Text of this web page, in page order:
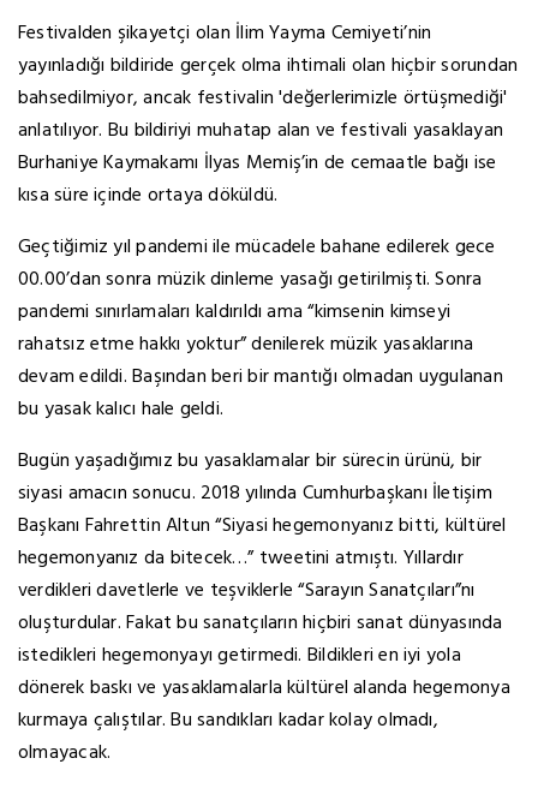
Festivalden şikayetçi olan İlim Yayma Cemiyeti’nin
yayınladığı bildiride gerçek olma ihtimali olan hiçbir sorundan
bahsedilmiyor, ancak festivalin 'değerlerimizle örtüşmediği'
anlatılıyor. Bu bildiriyi muhatap alan ve festivali yasaklayan
Burhaniye Kaymakamı İlyas Memiş’in de cemaatle bağı ise
kısa süre içinde ortaya döküldü.
Geçtiğimiz yıl pandemi ile mücadele bahane edilerek gece
00.00’dan sonra müzik dinleme yasağı getirilmişti. Sonra
pandemi sınırlamaları kaldırıldı ama “kimsenin kimseyi
rahatsız etme hakkı yoktur” denilerek müzik yasaklarına
devam edildi. Başından beri bir mantığı olmadan uygulanan
bu yasak kalıcı hale geldi.
Bugün yaşadığımız bu yasaklamalar bir sürecin ürünü, bir
siyasi amacın sonucu. 2018 yılında Cumhurbaşkanı İletişim
Başkanı Fahrettin Altun “Siyasi hegemonyanız bitti, kültürel
hegemonyanız da bitecek…” tweetini atmıştı. Yıllardır
verdikleri davetlerle ve teşviklerle “Sarayın Sanatçıları”nı
oluşturdular. Fakat bu sanatçıların hiçbiri sanat dünyasında
istedikleri hegemonyayı getirmedi. Bildikleri en iyi yola
dönerek baskı ve yasaklamalarla kültürel alanda hegemonya
kurmaya çalıştılar. Bu sandıkları kadar kolay olmadı,
olmayacak.